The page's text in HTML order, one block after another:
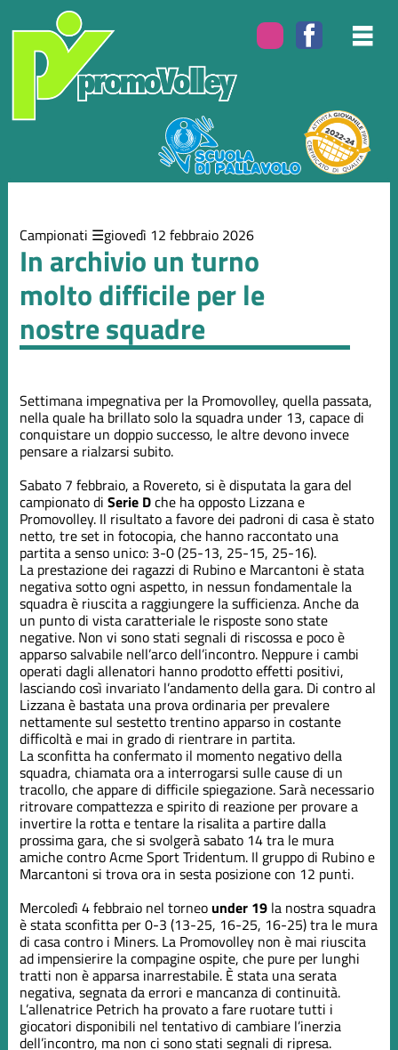
Campionati giovedì 12 febbraio 2026
In archivio un turno
molto difficile per le
nostre squadre
Settimana impegnativa per la Promovolley, quella passata,
nella quale ha brillato solo la squadra under 13, capace di
conquistare un doppio successo, le altre devono invece
pensare a rialzarsi subito.
Sabato 7 febbraio, a Rovereto, si è disputata la gara del
campionato diSerie Dche ha opposto Lizzana e
Promovolley. Il risultato a favore dei padroni di casa è stato
netto, tre set in fotocopia, che hanno raccontato una
partita a senso unico: 3-0 (25-13, 25-15, 25-16).
La prestazione dei ragazzi di Rubino e Marcantoni è stata
negativa sotto ogni aspetto, in nessun fondamentale la
squadra è riuscita a raggiungere la sufficienza. Anche da
un punto di vista caratteriale le risposte sono state
negative. Non vi sono stati segnali di riscossa e poco è
apparso salvabile nell’arco dell’incontro. Neppure i cambi
operati dagli allenatori hanno prodotto effetti positivi,
lasciando così invariato l’andamento della gara. Di contro al
Lizzana è bastata una prova ordinaria per prevalere
nettamente sul sestetto trentino apparso in costante
difficoltà e mai in grado di rientrare in partita.
La sconfitta ha confermato il momento negativo della
squadra, chiamata ora a interrogarsi sulle cause di un
tracollo, che appare di difficile spiegazione. Sarà necessario
ritrovare compattezza e spirito di reazione per provare a
invertire la rotta e tentare la risalita a partire dalla
prossima gara, che si svolgerà sabato 14 tra le mura
amiche contro Acme Sport Tridentum. Il gruppo di Rubino e
Marcantoni si trova ora in sesta posizione con 12 punti.
Mercoledì 4 febbraio nel torneounder 19 la nostra squadra
è stata sconfitta per 0-3 (13-25, 16-25, 16-25) tra le mura
di casa contro i Miners. La Promovolley non è mai riuscita
ad impensierire la compagine ospite, che pure per lunghi
tratti non è apparsa inarrestabile. È stata una serata
negativa, segnata da errori e mancanza di continuità.
L’allenatrice Petrich ha provato a fare ruotare tutti i
giocatori disponibili nel tentativo di cambiare l’inerzia
dell’incontro, ma non ci sono stati segnali di ripresa.
argomenti
delle
notizie: